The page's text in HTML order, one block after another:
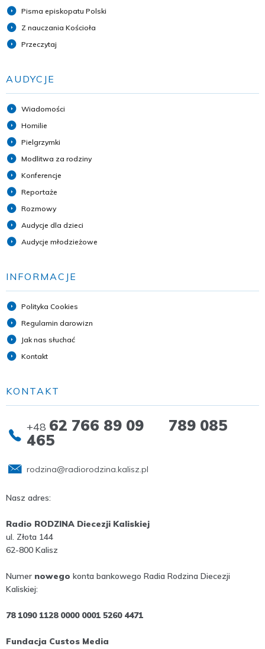
Pisma episkopatu Polski
Z nauczania Kościoła
Przeczytaj
AUDYCJE
Wiadomości
Homilie
Pielgrzymki
Modlitwa za rodziny
Konferencje
Reportaże
Rozmowy
Audycje dla dzieci
Audycje młodzieżowe
INFORMACJE
Polityka Cookies
Regulamin darowizn
Jak nas słuchać
Kontakt
KONTAKT
+48 62 766 89 09 789 085
465
rodzina@radiorodzina.kalisz.pl
Nasz adres:
Radio RODZINA Diecezji Kaliskiej
ul. Złota 144
62-800 Kalisz
Numer nowego konta bankowego Radia Rodzina Diecezji
Kaliskiej:
78 1090 1128 0000 0001 5260 4471
Fundacja Custos Media